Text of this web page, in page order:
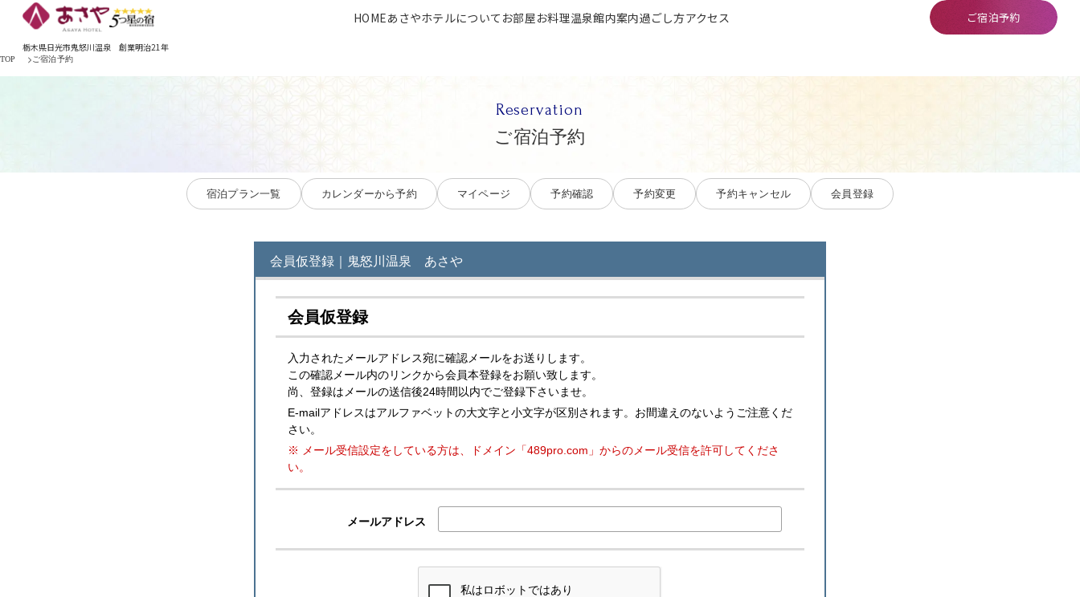
HOMEあさやホテルについて お部屋お料理温泉館内案内過ごし方アクセス ご宿泊予約
栃木県日光市鬼怒川温泉 創業明治21年
TOP ご宿泊予約
Reservation
ご宿泊予約
宿泊プラン一覧 カレンダーから予約 マイページ 予約確認 予約変更 予約キャンセル 会員登録
会員仮登録｜鬼怒川温泉 あさや
会員仮登録
入力されたメールアドレス宛に確認メールをお送りします。
この確認メール内のリンクから会員本登録をお願い致します。
尚、登録はメールの送信後24時間以内でご登録下さいませ。
E-mailアドレスはアルファベットの大文字と小文字が区別されます。お間違えのないようご注意くだ
さい。
※ メール受信設定をしている方は、ドメイン「489pro.com」からのメール受信を許可してくださ
い。
メールアドレス